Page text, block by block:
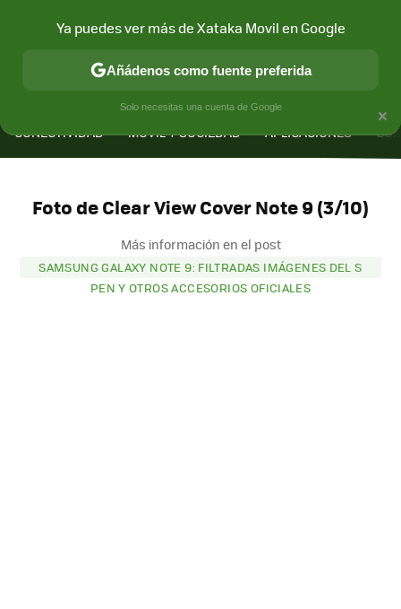
CONECTIVIDAD MÓVIL Y SOCIEDAD APLICACIONES
Foto de Clear View Cover Note 9 (3/10)
Más información en el post
SAMSUNG GALAXY NOTE 9: FILTRADAS IMÁGENES DEL S
PEN Y OTROS ACCESORIOS OFICIALES
×
Ya puedes ver más de Xataka Movil en Google
Añádenos como fuente preferida
Solo necesitas una cuenta de Google